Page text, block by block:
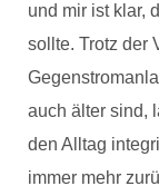
und mir ist klar,
sollte. Trotz der
auch älter sind,
den Alltag
immer mehr